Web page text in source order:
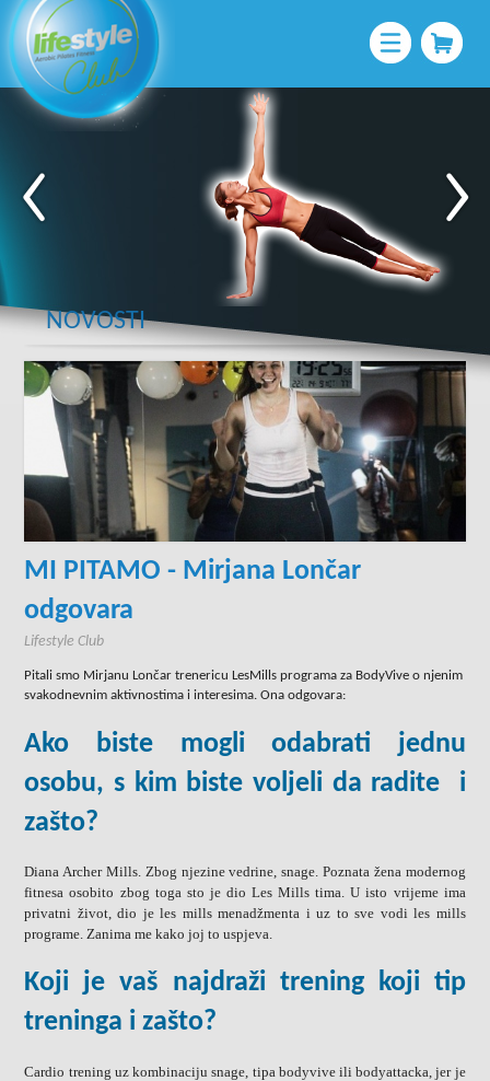
NOVOSTI
MI PITAMO - Mirjana Lončar
odgovara
Lifestyle Club
Pitali smo Mirjanu Lončar trenericu LesMills programa za BodyVive o njenim
svakodnevnim aktivnostima i interesima. Ona odgovara:
Ako biste mogli odabrati jednu
osobu, s kim biste voljeli da radite i
zašto?
Diana Archer Mills. Zbog njezine vedrine, snage. Poznata žena modernog
fitnesa osobito zbog toga sto je dio Les Mills tima. U isto vrijeme ima
privatni život, dio je les mills menadžmenta i uz to sve vodi les mills
programe. Zanima me kako joj to uspjeva.
Koji je vaš najdraži trening koji tip
treninga i zašto?
Cardio trening uz kombinaciju snage, tipa bodyvive ili bodyattacka, jer je